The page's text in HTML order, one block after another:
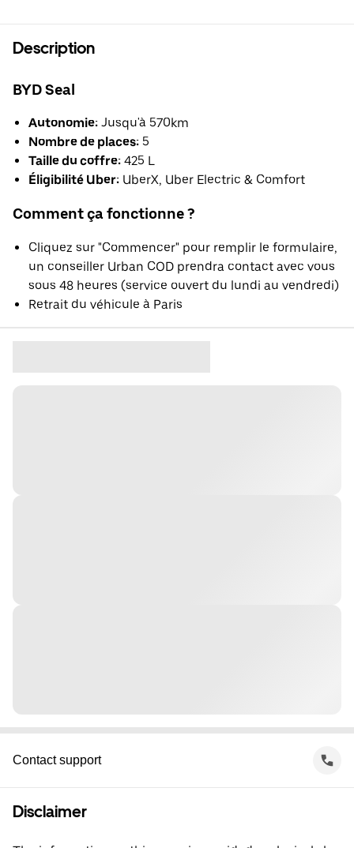
Description
BYD Seal
Autonomie: Jusqu'à 570km
Nombre de places: 5
Taille du coffre: 425 L
Éligibilité Uber: UberX, Uber Electric & Comfort
Comment ça fonctionne ?
Cliquez sur "Commencer" pour remplir le formulaire,
un conseiller Urban COD prendra contact avec vous
sous 48 heures (service ouvert du lundi au vendredi)
Retrait du véhicule à Paris
Contact support
Disclaimer